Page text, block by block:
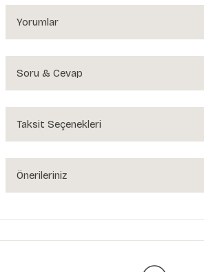
Yorumlar
Soru & Cevap
Ürün hakkında henüz soru
Taksit Seçenekleri
Önerileriniz
yetersiz gördüğünüz noktaları öneri formunu
Görüş ve önerileriniz için teşekkür ederiz.